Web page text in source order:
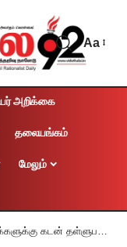
Aa
அறிக்கை
தலையங்கம்
மேலும்
மறுப்பது மிகப்பெரிய துரோகம்